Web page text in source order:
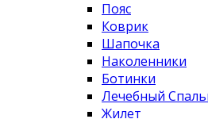
Пояс
Коврик
Шапочка
Наколенники
Ботинки
Лечебный
Жилет